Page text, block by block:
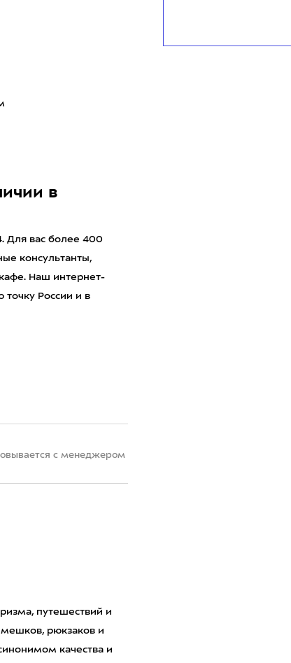
в
Для вас более 400
консультанты,
Наш интернет-
точку России и в
с менеджером
путешествий и
мешков, рюкзаков и
качества и